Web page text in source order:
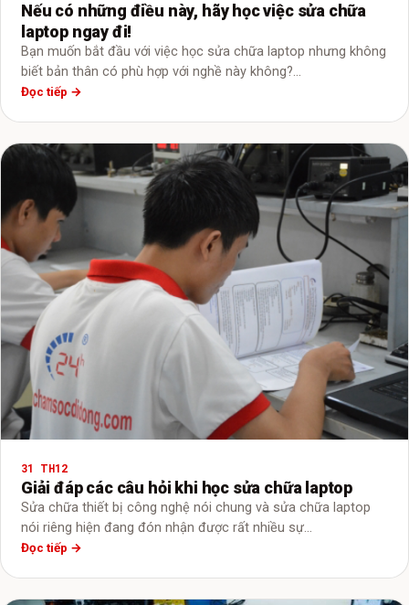
Nếu có những điều này, hãy học việc sửa chữa
laptop ngay đi!
Bạn muốn bắt đầu với việc học sửa chữa laptop nhưng không
biết bản thân có phù hợp với nghề này không?…
Đọc tiếp →
31 TH12
Giải đáp các câu hỏi khi học sửa chữa laptop
Sửa chữa thiết bị công nghệ nói chung và sửa chữa laptop
nói riêng hiện đang đón nhận được rất nhiều sự…
Đọc tiếp →